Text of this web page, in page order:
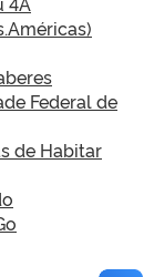
Federal de
de Habitar